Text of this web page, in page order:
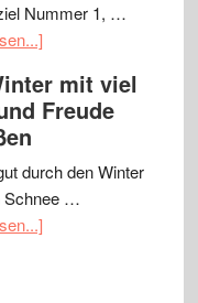
Nummer 1, …
mit viel
Freude
durch den Winter
Schnee …